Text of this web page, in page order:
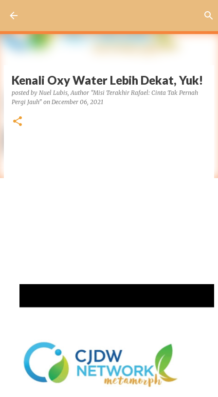
Kenali Oxy Water Lebih Dekat, Yuk!
posted by Nuel Lubis, Author "Misi Terakhir Rafael: Cinta Tak Pernah
Pergi Jauh" on December 06, 2021